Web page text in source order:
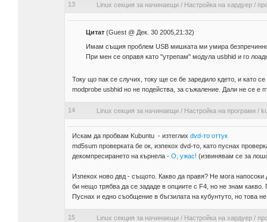
13 Linux секция за начинаещи/ Настройка на хардуер/
Цитат(Guest @ Дек. 30 2005,21:32)
Имам същия проблем USB мишката ми умира
При мен се оправя като "утрепам" модула usbhid и го
Току що пак се случих, току ще се бе заредило кдето, и като
modprobe usbhid но не подейства, за съжаление. Дали не се е
14 Linux секция за начинаещи/ Настройка на програми/
Искам да пробвам Kubuntu - изтеглих dvd-то оттук
md5sum проверката бе ок, изпекох dvd-то, като пуснах
декомпресирането на кърнела - О, ужас! (извинявам се за
Изпекох ново двд - същото. Какво да правя? Не мога
би нещо трябва да се зададе в опциите с F4, но не знам какво.
Пуснах и едно съобщение в бъгзилата на кубунтуто, но това
15 Linux секция за начинаещи/ Настройка на хардуер/